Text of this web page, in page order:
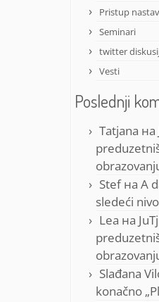
Pristup
Seminari
twitter
Vesti
Poslednji
Tatjana на
Stefна A
sledeći
Lea на
Slađana
konačno